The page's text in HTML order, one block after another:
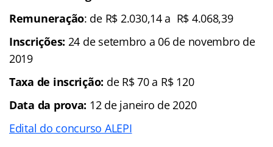
Remuneração: de R$ 2.030,14 a R$ 4.068,39
Inscrições: 24 de setembro a 06 de novembro de
2019
Taxa de inscrição: de R$ 70 a R$ 120
Data da prova: 12 de janeiro de 2020
Edital do concurso ALEPI